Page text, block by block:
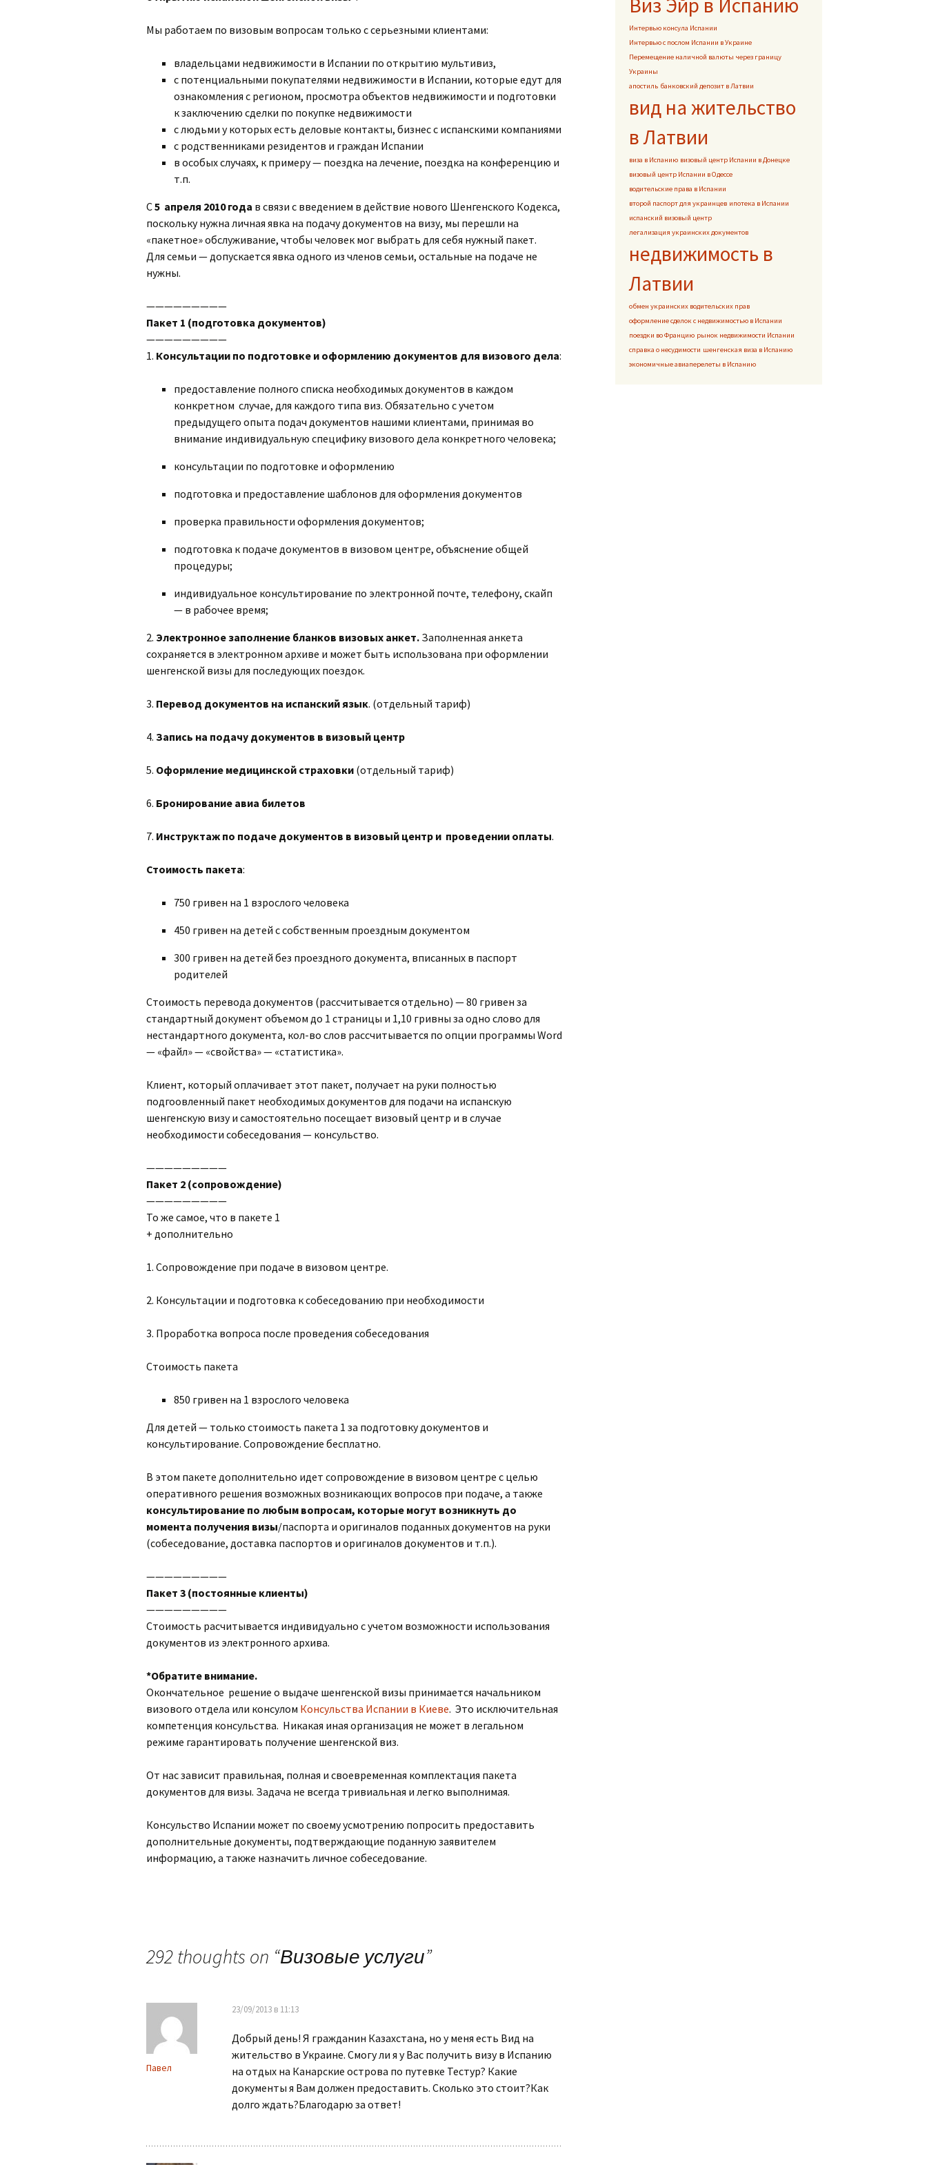
Визовые услуги
Консульство Испании
Для учредителей
Процедура
Документы (для
Мы работаем по визовым вопросам только с серьезными клиентами:
владельцами недвижимости в Испании по открытию мультивиз,
с потенциальными покупателями недвижимости в Испании, которые едут для
ознакомления с регионом, просмотра объектов недвижимости и подготовки
к заключению сделки по покупке недвижимости
с людьми у которых есть деловые контакты, бизнес с испанскими компаниями
с родственниками резидентов и граждан Испании
в особых случаях, к примеру — поездка на лечение, поездка на конференцию и
т.п.
С5 апреля 2010 года в связи с введением в действие нового Шенгенского Кодекса,
поскольку нужна личная явка на подачу документов на визу, мы перешли на
«пакетное» обслуживание, чтобы человек мог выбрать для себя нужный пакет.
Для семьи — допускается явка одного из членов семьи, остальные на подаче не
нужны.
—————————
Пакет 1 (подготовка документов)
—————————
1. Консультации по подготовке и оформлению документов для визового дела:
предоставление полного списка необходимых документов в каждом
конкретном случае, для каждого типа виз. Обязательно с учетом
предыдущего опыта подач документов нашими клиентами, принимая во
внимание индивидуальную специфику визового дела конкретного человека;
консультации по подготовке и оформлению
подготовка и предоставление шаблонов для оформления документов
проверка правильности оформления документов;
подготовка к подаче документов в визовом центре, объяснение общей
процедуры;
индивидуальное консультирование по электронной почте, телефону, скайп
— в рабочее время;
2. Электронное заполнение бланков визовых анкет. Заполненная анкета
сохраняется в электронном архиве и может быть использована при оформлении
шенгенской визы для последующих поездок.
3. Перевод документов на испанский язык. (отдельный тариф)
4. Запись на подачу документов в визовый центр
5. Оформление медицинской страховки (отдельный тариф)
6. Бронирование авиа билетов
7. Инструктаж по подаче документов в визовый центр и проведении оплаты.
Стоимость пакета:
750 гривен на 1 взрослого человека
450 гривен на детей с собственным проездным документом
300 гривен на детей без проездного документа, вписанных в паспорт
родителей
Стоимость перевода документов (рассчитывается отдельно) — 80 гривен за
стандартный документ объемом до 1 страницы и 1,10 гривны за одно слово для
нестандартного документа, кол-во слов рассчитывается по опции программы Word
— «файл» — «свойства» — «статистика».
Клиент, который оплачивает этот пакет, получает на руки полностью
подгоовленный пакет необходимых документов для подачи на испанскую
шенгенскую визу и самостоятельно посещает визовый центр и в случае
необходимости собеседования — консульство.
—————————
Пакет 2 (сопровождение)
—————————
То же самое, что в пакете 1
+ дополнительно
1. Сопровождение при подаче в визовом центре.
2. Консультации и подготовка к собеседованию при необходимости
3. Проработка вопроса после проведения собеседования
Стоимость пакета
850 гривен на 1 взрослого человека
Для детей — только стоимость пакета 1 за подготовку документов и
консультирование. Сопровождение бесплатно.
В этом пакете дополнительно идет сопровождение в визовом центре с целью
оперативного решения возможных возникающих вопросов при подаче, а также
консультирование по любым вопросам, которые могут возникнуть до
момента получения визы/паспорта и оригиналов поданных документов на руки
(собеседование, доставка паспортов и оригиналов документов и т.п.).
—————————
Пакет 3 (постоянные клиенты)
—————————
Стоимость расчитывается индивидуально с учетом возможности использования
документов из электронного архива.
*Обратите внимание.
Окончательное решение о выдаче шенгенской визы принимается начальником
визового отдела или консулом Консульства Испании в Киеве. Это исключительная
компетенция консульства. Никакая иная организация не может в легальном
режиме гарантировать получение шенгенской виз.
От нас зависит правильная, полная и своевременная комплектация пакета
документов для визы. Задача не всегда тривиальная и легко выполнимая.
Консульство Испании может по своему усмотрению попросить предоставить
дополнительные документы, подтверждающие поданную заявителем
информацию, а также назначить личное собеседование.
292 thoughts on “Визовые услуги”
Павел
23/09/2013 в 11:13
Добрый день! Я гражданин Казахстана, но у меня есть Вид на
жительство в Украине. Смогу ли я у Вас получить визу в Испанию
на отдых на Канарские острова по путевке Тестур? Какие
документы я Вам должен предоставить. Сколько это стоит?Как
долго ждать?Благодарю за ответ!
Виз Эйр в Испанию
Интервью консула Испании
Интервью с послом Испании в Украине
Перемещение наличной валюты через границу
Украины
апостиль банковский депозит в Латвии
вид на жительство
в Латвии
виза в Испанию визовый центр Испании в Донецке
визовый центр Испании в Одессе
водительские права в Испании
второй паспорт для украинцев ипотека в Испании
испанский визовый центр
легализация украинских документов
недвижимость в
Латвии
обмен украинских водительских прав
оформление сделок с недвижимостью в Испании
поездки во Францию рынок недвижимости Испании
справка о несудимости шенгенская виза в Испанию
экономичные авиаперелеты в Испанию